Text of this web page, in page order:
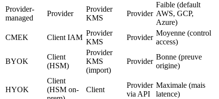
Provider-
managed
Provider
Provider
KMS
Provider
Faible (default
AWS, GCP,
Azure)
CMEK
Client IAM
Provider
KMS
Provider
Moyenne (control
access)
BYOK
Client
(HSM)
Provider
KMS
(import)
Provider
Bonne (preuve
origine)
HYOK
Client
(HSM on-
Client
Provider
via API
Maximale (mais
latence)